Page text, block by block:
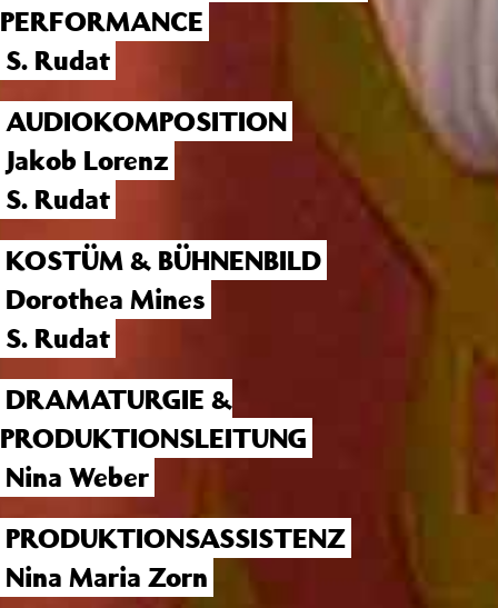
PERFORMANCE
S. Rudat
AUDIOKOMPOSITION
Jakob Lorenz
S. Rudat
KOSTÜM & BÜHNENBILD
Dorothea Mines
S. Rudat
DRAMATURGIE &
PRODUKTIONSLEITUNG
Nina Weber
PRODUKTIONSASSISTENZ
Nina Maria Zorn